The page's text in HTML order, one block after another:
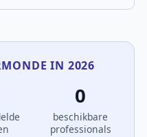
IN 2026
0
beschikbare
professionals